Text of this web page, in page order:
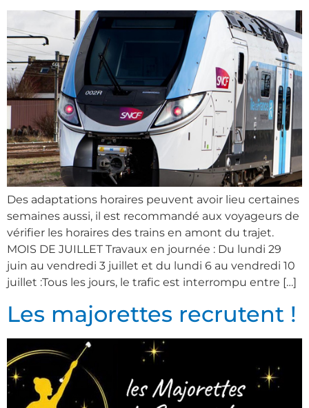
Des adaptations horaires peuvent avoir lieu certaines
semaines aussi, il est recommandé aux voyageurs de
vérifier les horaires des trains en amont du trajet.
MOIS DE JUILLET Travaux en journée : Du lundi 29
juin au vendredi 3 juillet et du lundi 6 au vendredi 10
juillet :Tous les jours, le trafic est interrompu entre […]
Les majorettes recrutent !